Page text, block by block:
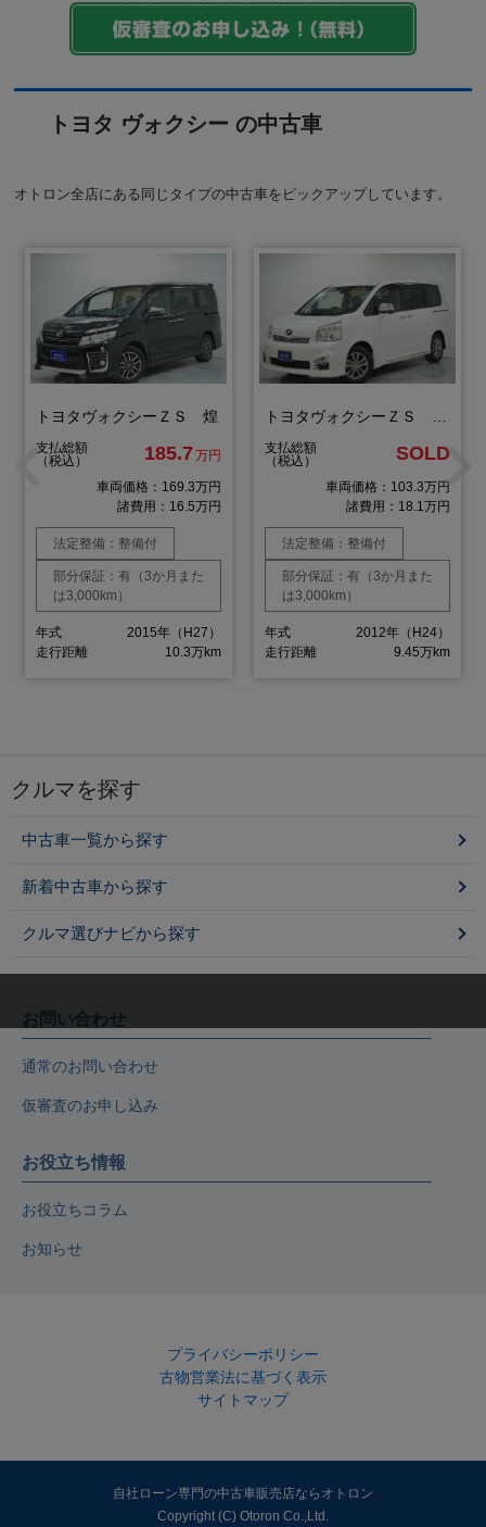
トヨタ ヴォクシー の中古車
オトロン全店にある同じタイプの中古車をピックアップしています。
トヨタヴォクシーＺＳ 煌
支払総額
（税込）
185.7万円
車両価格：169.3万円
諸費用：16.5万円
法定整備：整備付
部分保証：有（3か月また
は3,000km）
年式
2015年（H27）
走行距離
10.3万km
トヨタヴォクシーＺＳ 煌３
支払総額
（税込）
SOLD
車両価格：103.3万円
諸費用：18.1万円
法定整備：整備付
部分保証：有（3か月また
は3,000km）
年式
2012年（H24）
走行距離
9.45万km
クルマを探す
中古車一覧から探す
新着中古車から探す
クルマ選びナビから探す
お問い合わせ
通常のお問い合わせ
仮審査のお申し込み
お役立ち情報
お役立ちコラム
お知らせ
プライバシーポリシー
古物営業法に基づく表示
サイトマップ
自社ローン専門の中古車販売店ならオトロン
Copyright (C) Otoron Co.,Ltd.